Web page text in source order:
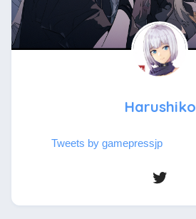
Harushiko
Tweets by gamepressjp